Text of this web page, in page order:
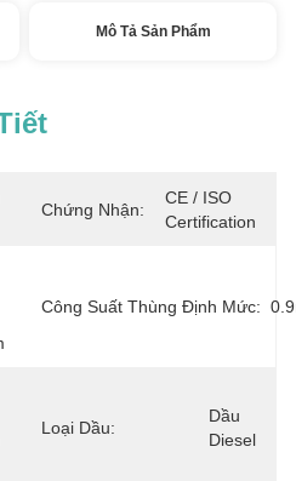
Mô Tả Sản Phẩm
Chứng Nhận:
CE / ISO
Certification
Công Suất Thùng Định Mức:
Loại Dầu:
Dầu
Diesel